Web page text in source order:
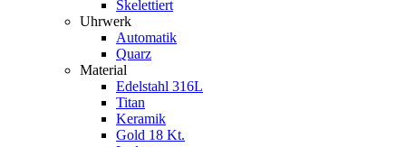
Skelettiert
Uhrwerk
Automatik
Quarz
Material
Edelstahl 316L
Titan
Keramik
Gold 18 Kt.